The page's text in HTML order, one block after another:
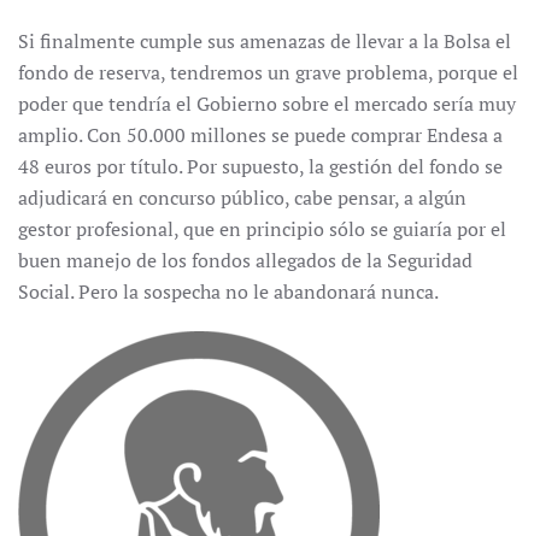
Si finalmente cumple sus amenazas de llevar a la Bolsa el
fondo de reserva, tendremos un grave problema, porque el
poder que tendría el Gobierno sobre el mercado sería muy
amplio. Con 50.000 millones se puede comprar Endesa a
48 euros por título. Por supuesto, la gestión del fondo se
adjudicará en concurso público, cabe pensar, a algún
gestor profesional, que en principio sólo se guiaría por el
buen manejo de los fondos allegados de la Seguridad
Social. Pero la sospecha no le abandonará nunca.